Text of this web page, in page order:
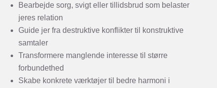
Bearbejde sorg, svigt eller tillidsbrud som belaster
jeres relation
Guide jer fra destruktive konflikter til konstruktive
samtaler
Transformere manglende interesse til større
forbundethed
Skabe konkrete værktøjer til bedre harmoni i